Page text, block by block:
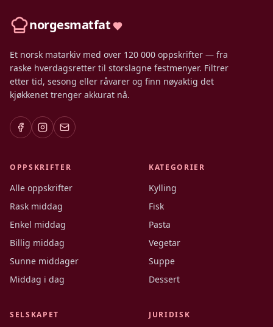
norgesmatfat
Et norsk matarkiv med over 120 000 oppskrifter — fra
raske hverdagsretter til storslagne festmenyer. Filtrer
etter tid, sesong eller råvarer og finn nøyaktig det
kjøkkenet trenger akkurat nå.
OPPSKRIFTER
Alle oppskrifter
Rask middag
Enkel middag
Billig middag
Sunne middager
Middag i dag
KATEGORIER
Kylling
Fisk
Pasta
Vegetar
Suppe
Dessert
SELSKAPET JURIDISK